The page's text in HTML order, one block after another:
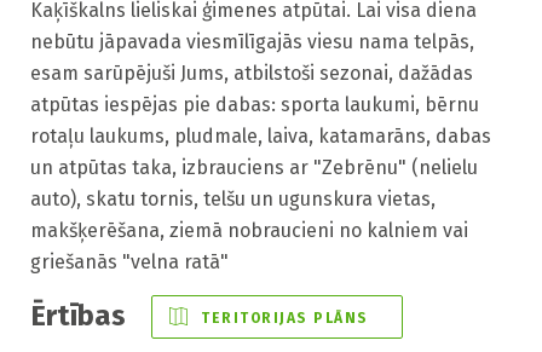
Kaķīškalns lieliskai ģimenes atpūtai. Lai visa diena
nebūtu jāpavada viesmīlīgajās viesu nama telpās,
esam sarūpējuši Jums, atbilstoši sezonai, dažādas
atpūtas iespējas pie dabas: sporta laukumi, bērnu
rotaļu laukums, pludmale, laiva, katamarāns, dabas
un atpūtas taka, izbrauciens ar "Zebrēnu" (nelielu
auto), skatu tornis, telšu un ugunskura vietas,
makšķerēšana, ziemā nobraucieni no kalniem vai
griešanās "velna ratā"
Ērtības TERITORIJAS PLĀNS